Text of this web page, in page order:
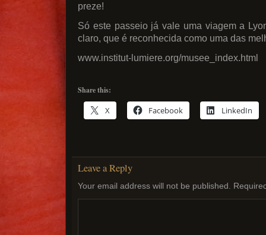
preze!
Só este passeio já vale uma viagem a
claro, que é reconhecida como uma das
www.institut-lumiere.org/musee_index.html
Share this:
X Facebook LinkedIn
Leave a Reply
Your email address will not be published.